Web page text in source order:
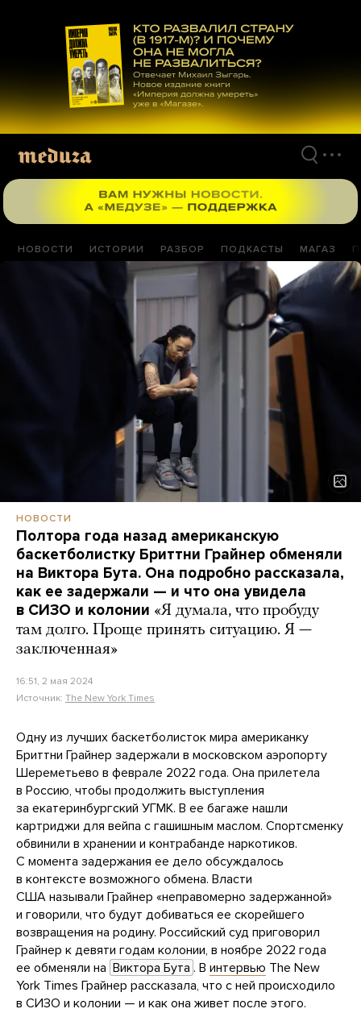
материалам
НОВОСТИ ИСТОРИИ РАЗБОР ПОДКАСТЫ МАГАЗ
НОВОСТИ
Полтора года назад американскую
баскетболистку Бриттни Грайнер обменяли
на Виктора Бута. Она подробно рассказала,
как ее задержали — и что она увидела
в СИЗО и колонии «Я думала, что пробуду
там долго. Проще принять ситуацию. Я —
заключенная»
16:51, 2 мая 2024
Источник: The New York Times
Одну из лучших баскетболисток мира американку
Бриттни Грайнер задержали в московском аэропорту
Шереметьево в феврале 2022 года. Она прилетела
в Россию, чтобы продолжить выступления
за екатеринбургский УГМК. В ее багаже нашли
картриджи для вейпа с гашишным маслом. Спортсменку
обвинили в хранении и контрабанде наркотиков.
С момента задержания ее дело обсуждалось
в контексте возможного обмена. Власти
США называли Грайнер «неправомерно задержанной»
и говорили, что будут добиваться ее скорейшего
возвращения на родину. Российский суд приговорил
Грайнер к девяти годам колонии, в ноябре 2022 года
ее обменяли на Виктора Бута . В интервью The New
York Times Грайнер рассказала, что с ней происходило
в СИЗО и колонии — и как она живет после этого.